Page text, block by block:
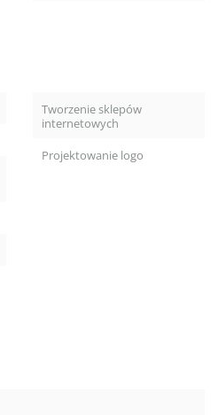
Tworzenie sklepów
internetowych
Projektowanie logo